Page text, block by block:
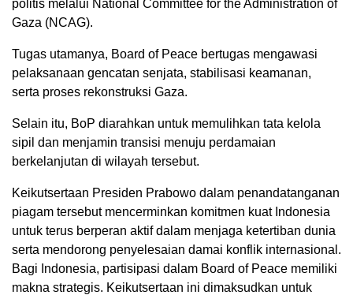
politis melalui National Committee for the Administration of
Gaza (NCAG).
Tugas utamanya, Board of Peace bertugas mengawasi
pelaksanaan gencatan senjata, stabilisasi keamanan,
serta proses rekonstruksi Gaza.
Selain itu, BoP diarahkan untuk memulihkan tata kelola
sipil dan menjamin transisi menuju perdamaian
berkelanjutan di wilayah tersebut.
Keikutsertaan Presiden Prabowo dalam penandatanganan
piagam tersebut mencerminkan komitmen kuat Indonesia
untuk terus berperan aktif dalam menjaga ketertiban dunia
serta mendorong penyelesaian damai konflik internasional.
Bagi Indonesia, partisipasi dalam Board of Peace memiliki
makna strategis. Keikutsertaan ini dimaksudkan untuk